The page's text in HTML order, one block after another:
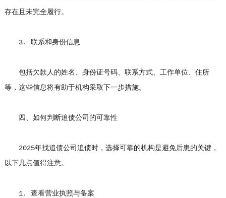
存在且未完全履行。
3. 联系和身份信息
包括欠款人的姓名、身份证号码、联系方式、工作单位、住所
等，这些信息将有助于机构采取下一步措施。
四、如何判断追债公司的可靠性
2025年找追债公司追债时，选择可靠的机构是避免后患的关键，
以下几点值得注意。
1. 查看营业执照与备案